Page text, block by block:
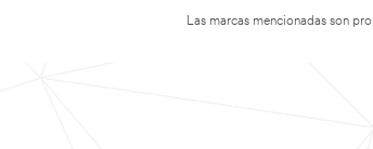
Las marcas mencionadas son